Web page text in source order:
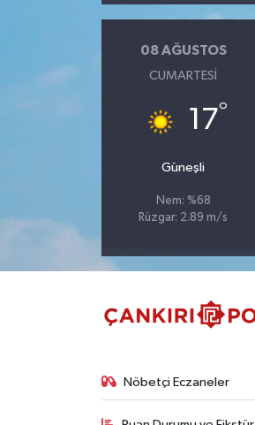
08 AĞUSTOS
CUMARTESI
17°
Güneşli
Nem: %68
Rüzgar: 2.89 m/s
Nöbetçi Eczaneler
TÜRKİYE